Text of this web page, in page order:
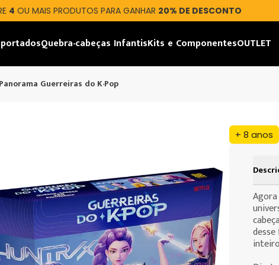
4 OU MAIS PRODUTOS PARA GANHAR 20% DE DESCONTO
Quebra-cabeças InfantisKits e ComponentesOUTLET
Guerreiras do K-Pop
+ 8 anos